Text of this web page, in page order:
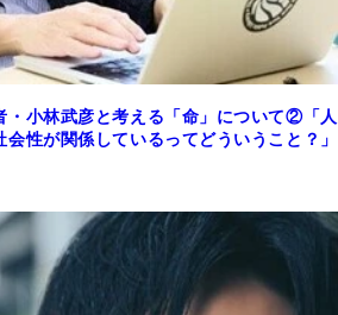
・小林武彦と考える「命」について②「人
会性が関係しているってどういうこと？」